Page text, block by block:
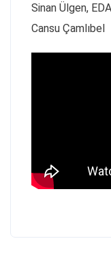
Sinan Ülgen,
Cansu Çamlıbel